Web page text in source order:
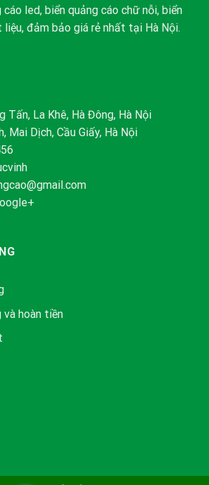
led, biển quảng cáo chữ nỗi, biển
đảm bảo giá rẻ nhất tại Hà Nội.
Tấn, La Khê, Hà Đông, Hà Nội
Mai Dịch, Cầu Giấy, Hà Nội
và hoàn tiền